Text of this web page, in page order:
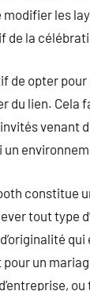
les
de la
de opter
du lien. Cela
venant
constitue
tout type
un